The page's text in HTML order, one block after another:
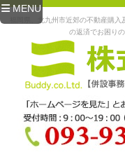
MENU
福岡県、北九州市近郊の不動産購
の返済でお困り